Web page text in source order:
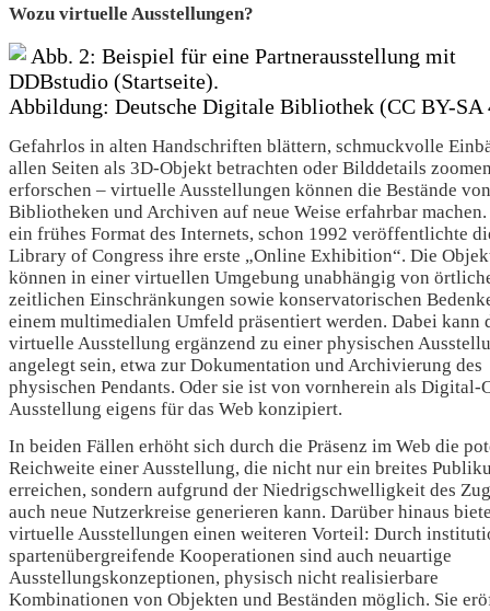
Wozu virtuelle Ausstellungen?
Abb. 2: Beispiel für eine Partnerausstellung mit
DDBstudio (Startseite).
Abbildung: Deutsche Digitale Bibliothek (CC BY-SA
Gefahrlos in alten Handschriften blättern, schmuckvolle
allen Seiten als 3D-Objekt betrachten oder Bilddetails
erforschen – virtuelle Ausstellungen können die Bestände von
Bibliotheken und Archiven auf neue Weise erfahrbar
ein frühes Format des Internets, schon 1992 veröffentlichte
Library of Congress ihre erste „Online Exhibition“. Die
können in einer virtuellen Umgebung unabhängig von
zeitlichen Einschränkungen sowie konservatorischen
einem multimedialen Umfeld präsentiert werden. Dabei kann
virtuelle Ausstellung ergänzend zu einer physischen
angelegt sein, etwa zur Dokumentation und Archivierung des
physischen Pendants. Oder sie ist von vornherein als Digital-
Ausstellung eigens für das Web konzipiert.
In beiden Fällen erhöht sich durch die Präsenz im Web die
Reichweite einer Ausstellung, die nicht nur ein breites
erreichen, sondern aufgrund der Niedrigschwelligkeit des
auch neue Nutzerkreise generieren kann. Darüber hinaus
virtuelle Ausstellungen einen weiteren Vorteil: Durch
spartenübergreifende Kooperationen sind auch neuartige
Ausstellungskonzeptionen, physisch nicht realisierbare
Kombinationen von Objekten und Beständen möglich. Sie